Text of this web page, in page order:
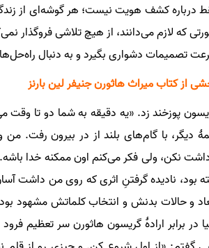
درباره کشف هویت نیست؛ هر گوشه‌ای از
که لازم می‌دانند، از هیچ تلاشی فروگذار
تصمیمات دشواری بگیرد و به دنبال
از کتاب میراث هاثورن جنیفر لین بارنز
پوزخند زد. «یه دقیقه به شما دو تا
دیگر، با گام‌های بلند از در بیرون رفت. من
نکن، ولی فکر می‌کنم اون ممکنه خدا
بود، نادیده گرفتنِ اثری که روی من
و حالات بدنش و انتخاب کلماتش مشهود
در برابر ارادۀ گریسون هاثورن سر تعظیم